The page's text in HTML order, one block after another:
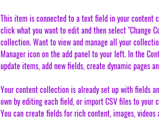
This item is connected to a text field in your content
click what you want to edit and then select "Change
collection. Want to view and manage all your
Manager icon on the add panel to your left. In the
update items, add new fields, create dynamic pages
Your content collection is already set up with fields
own by editing each field, or import CSV files to your
You can create fields for rich content, images, videos